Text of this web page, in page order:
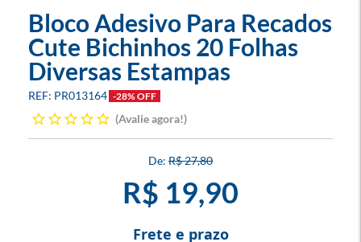
Bloco Adesivo Para Recados
Cute Bichinhos 20 Folhas
Diversas Estampas
PR013164 -28% OFF
Avalie agora!
R$ 27,80
R$ 19,90
Frete e prazo